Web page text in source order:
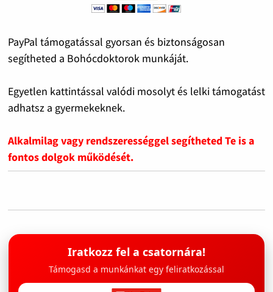
PayPal támogatással gyorsan és biztonságosan
segítheted a Bohócdoktorok munkáját.
Egyetlen kattintással valódi mosolyt és lelki támogatást
adhatsz a gyermekeknek.
Alkalmilag vagy rendszerességgel segítheted Te is a
fontos dolgok működését.
Iratkozz fel a csatornára!
Támogasd a munkánkat egy feliratkozással